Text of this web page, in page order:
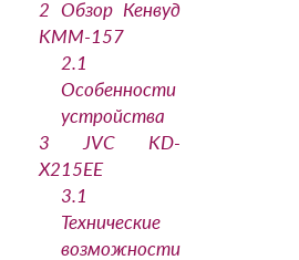
2 Обзор Кенвуд
KMM-157
2.1
Особенности
устройства
3 JVC KD-
X215EE
3.1
Технические
возможности